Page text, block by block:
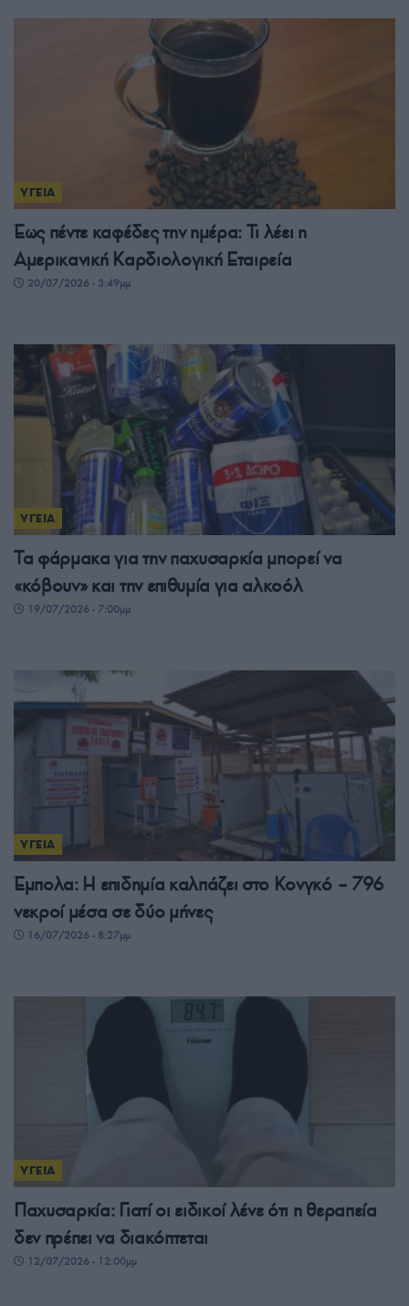
ΥΓΕΙΑ
Έως πέντε καφέδες την ημέρα: Τι λέει η
Αμερικανική Καρδιολογική Εταιρεία
20/07/2026 - 3:49μμ
ΥΓΕΙΑ
Τα φάρμακα για την παχυσαρκία μπορεί να
«κόβουν» και την επιθυμία για αλκοόλ
19/07/2026 - 7:00μμ
ΥΓΕΙΑ
Έμπολα: Η επιδημία καλπάζει στο Κονγκό – 796
νεκροί μέσα σε δύο μήνες
16/07/2026 - 8:27μμ
ΥΓΕΙΑ
Παχυσαρκία: Γιατί οι ειδικοί λένε ότι η θεραπεία
δεν πρέπει να διακόπτεται
12/07/2026 - 12:00μμ